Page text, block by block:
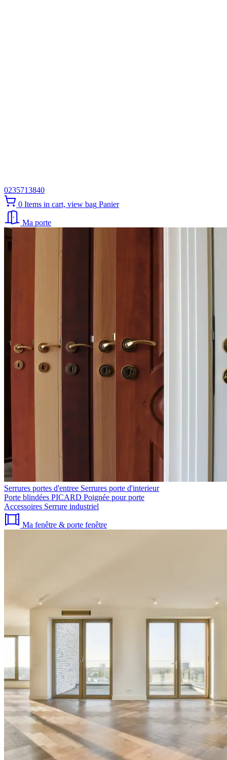
0235713840
0 Items in cart, view bag Panier
Ma porte
Serrures portes d'entree Serrures porte d'interieur
Porte blindées PICARD Poignée pour porte
Accessoires Serrure industriel
Ma fenêtre & porte fenêtre